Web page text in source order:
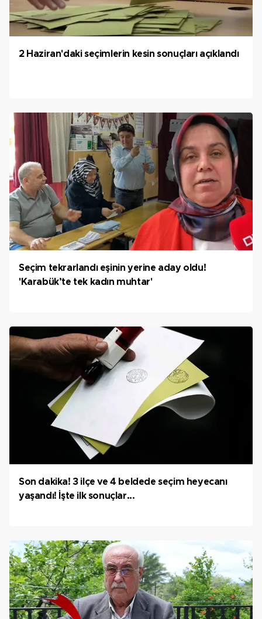
2 Haziran'daki seçimlerin kesin sonuçları açıklandı
Seçim tekrarlandı eşinin yerine aday oldu!
'Karabük’te tek kadın muhtar'
Son dakika! 3 ilçe ve 4 beldede seçim heyecanı
yaşandı! İşte ilk sonuçlar...